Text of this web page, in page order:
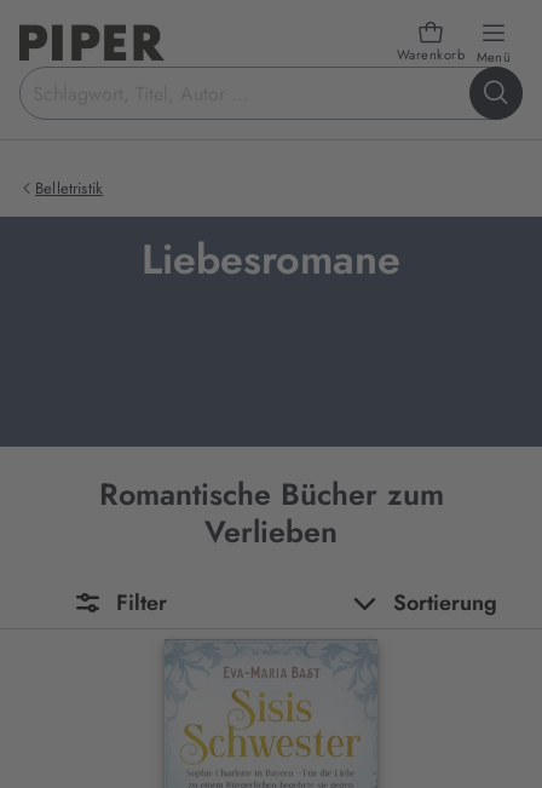
Warenkorb Menü
Suchbegriff
eingeben
Belletristik
Liebesromane
Romantische Bücher zum
Verlieben
Filter Sortierung